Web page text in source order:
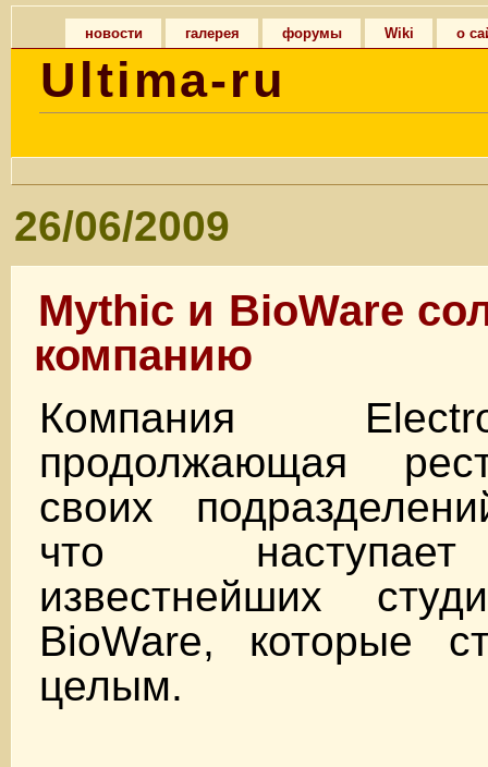
новости галерея форумы Wiki о
Ultima-ru
26/06/2009
Mythic и BioWare
компанию
Компания
продолжающая
своих
что
известнейших
BioWare, которые
целым.